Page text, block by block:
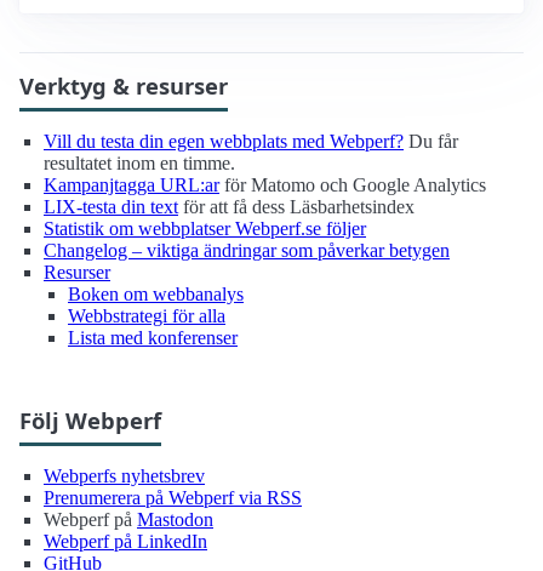
Verktyg & resurser
Vill du testa din egen webbplats med Webperf? Du får
resultatet inom en timme.
Kampanjtagga URL:arför Matomo och Google Analytics
LIX-testa din text för att få dess Läsbarhetsindex
Statistik om webbplatser Webperf.se följer
Changelog – viktiga ändringar som påverkar betygen
Resurser
Boken om webbanalys
Webbstrategi för alla
Lista med konferenser
Följ Webperf
Webperfs nyhetsbrev
Prenumerera på Webperf via RSS
Webperf på Mastodon
Webperf på LinkedIn
GitHub